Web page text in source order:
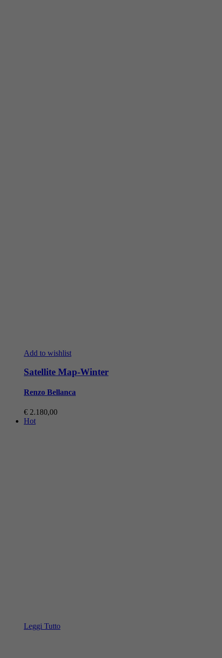
Add to wishlist
Satellite Map-Winter
Renzo Bellanca
€ 2.180,00
Hot
Leggi Tutto